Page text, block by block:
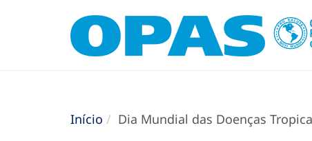
Início Dia Mundial das Doenças